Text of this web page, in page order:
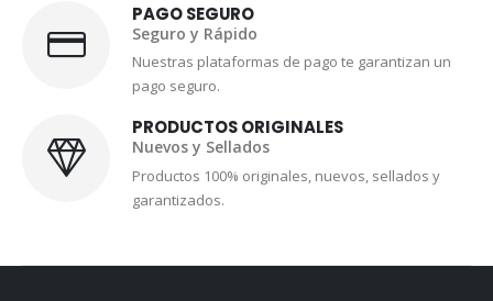
PAGO SEGURO
Seguro y Rápido
Nuestras plataformas de pago te garantizan un
pago seguro.
PRODUCTOS ORIGINALES
Nuevos y Sellados
Productos 100% originales, nuevos, sellados y
garantizados.